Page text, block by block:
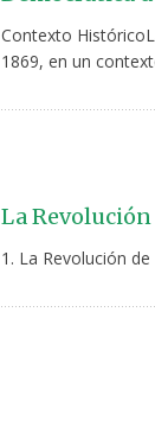
Contexto
1869, en un
La Revolución
1. La Revolución